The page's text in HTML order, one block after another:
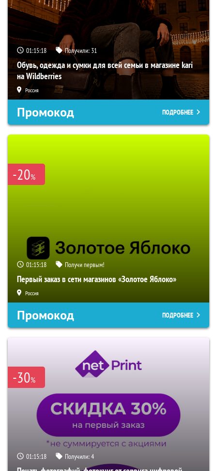
01:15:17 Получили: 31
Обувь, одежда и сумки для всей семьи в магазине kari
на Wildberries
Россия
Промокод ПОДРОБНЕЕ
-20%
01:15:17 Получи первым!
Первый заказ в сети магазинов «Золотое Яблоко»
Россия
Промокод ПОДРОБНЕЕ
-30%
01:15:17 Получили:4